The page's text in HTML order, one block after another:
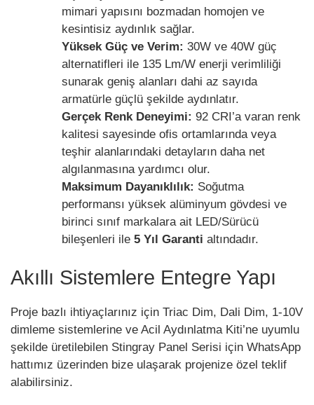
mimari yapısını bozmadan homojen ve
kesintisiz aydınlık sağlar.
Yüksek Güç ve Verim: 30W ve 40W güç
alternatifleri ile 135 Lm/W enerji verimliliği
sunarak geniş alanları dahi az sayıda
armatürle güçlü şekilde aydınlatır.
Gerçek Renk Deneyimi: 92 CRI’a varan renk
kalitesi sayesinde ofis ortamlarında veya
teşhir alanlarındaki detayların daha net
algılanmasına yardımcı olur.
Maksimum Dayanıklılık: Soğutma
performansı yüksek alüminyum gövdesi ve
birinci sınıf markalara ait LED/Sürücü
bileşenleri ile5 Yıl Garanti altındadır.
Akıllı Sistemlere Entegre Yapı
Proje bazlı ihtiyaçlarınız için Triac Dim, Dali Dim, 1-10V
dimleme sistemlerine ve Acil Aydınlatma Kiti’ne uyumlu
şekilde üretilebilen Stingray Panel Serisi için WhatsApp
hattımız üzerinden bize ulaşarak projenize özel teklif
alabilirsiniz.